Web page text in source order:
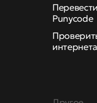
Punycode
интернета